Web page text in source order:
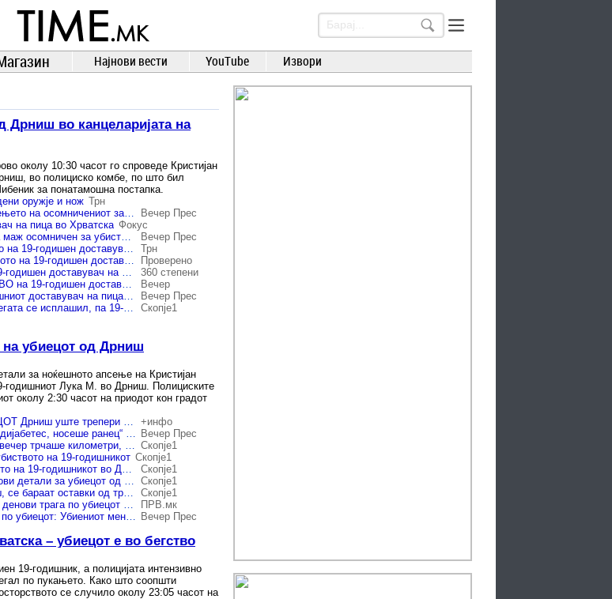
TIME.mk
ВЕСТИ
NEWSНајнови вести YouTube Извори
Дрниш во канцеларијата на
околу 10:30 часот го спроведе Кристијан
во полициско комбе, по што бил
за понатамошна постапка.
оружје и нож Трн
Хрватската полиција со детали за апсењето на осомничениот за убиството на 19-годишникот: Еве што е пронајдено во неговата куќа
Вечер Прес
на пица во Хрватска Фокус
Полициските сили во Хрватска уапсија маж осомничен за убиство на 19-годишен доставувач на пица
Вечер Прес
Уапсен осомничениот маж за убиството на 19-годишен доставувач на пица во Хрватска
Трн
Хрватска: Уапсен осомничен за убиството на 19-годишен доставувач на пица
Проверено
Уапсен е осомничен за убиството на 19-годишен доставувач на пица во Хрватска
360 степени
УАПСЕН ОСОМНИЧЕНИОТ ЗА УБИСТВО на 19-годишен доставувач на пица во Хрватска
Вечер
Ужас во Хрватска: Убиецот на 19-годишниот доставувач на пица, лежел во затвор за убиство на девојка
Вечер Прес
Детали за убиството во Хрватска: Колегата се исплашил, па 19-годишникот отишол на фатална достава
Скопје1
на убиецот од Дрниш
за ноќешното апсење на Кристијан
годишниот Лука М. во Дрниш. Полициските
околу 2:30 часот на приодот кон градот
КРАЈ НА ДРАМАТА, УАПСЕН Е УБИЕЦОТ Дрниш уште трепери по 24-часовната полициска опсада
+инфо
Каде се крие убиецот од Дрниш? „Има дијабетес, носеше ранец“ Мештаните и предходно живееле во страв – имал список за ликвидација, се заканувал Вечер Прес
Сосетка на убиецот од Дрниш: „Секоја вечер трчаше километри, го знае секој дел од овој крај“ Скопје1
на 19-годишникот Скопје1
Обвинителството се огласи за убиството на 19-годишникот во Дрниш
Скопје1
„Имаше список со луѓе за убивање“: Нови детали за убиецот од Дрниш Скопје1
По убиството на 19-годишник во Дрниш, се бараат оставки од тројца хрватски министри
Скопје1
ЖИТЕЛИТЕ ВО СТРАВ: Полицијата со денови трага по убиецот - еве каде последно е виден!
ПРВ.мк
Дрниш под опсада, од воздух се трага по убиецот: Убиениот менувал колега кој се плашел да изврши достава на адресата Вечер Прес
– убиецот е во бегство
19-годишник, а полицијата интензивно
по пукањето. Како што соопшти
се случило околу 23:05 часот на